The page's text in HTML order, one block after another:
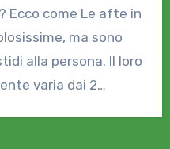
Ecco come Le afte in
ma sono
alla persona. Il loro
varia dai 2…